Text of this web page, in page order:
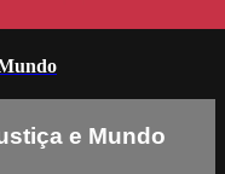
e Mundo